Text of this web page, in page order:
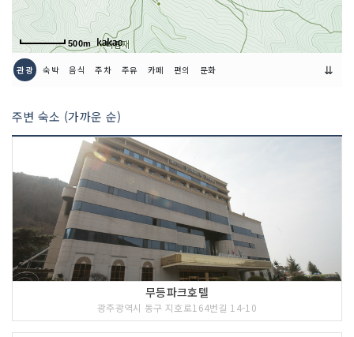
500m
관광 숙박 음식 주차 주유 카페 편의 문화 ⇊
주변 숙소 (가까운 순)
무등파크호텔
광주광역시 동구 지호로164번길 14-10